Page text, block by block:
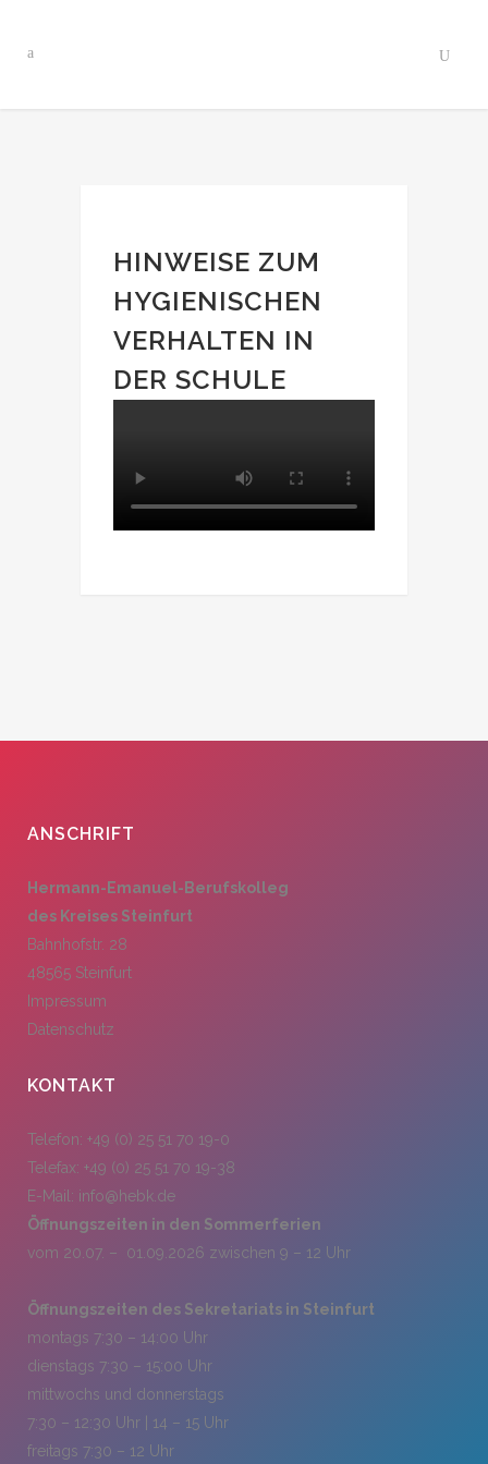
HINWEISE ZUM
HYGIENISCHEN
VERHALTEN IN
DER SCHULE
ANSCHRIFT
Hermann-Emanuel-Berufskolleg
des Kreises Steinfurt
Bahnhofstr. 28
48565 Steinfurt
Impressum
Datenschutz
KONTAKT
Telefon: +49 (0) 25 51 70 19-0
Telefax: +49 (0) 25 51 70 19-38
E-Mail: info@hebk.de
Öffnungszeiten in den Sommerferien
vom 20.07. – 01.09.2026 zwischen 9 – 12 Uhr
Öffnungszeiten des Sekretariats in Steinfurt
montags 7:30 – 14:00 Uhr
dienstags 7:30 – 15:00 Uhr
mittwochs und donnerstags
7:30 – 12:30 Uhr | 14 – 15 Uhr
freitags 7:30 – 12 Uhr